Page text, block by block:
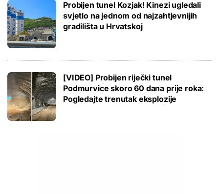
Probijen tunel Kozjak! Kinezi ugledali
svjetlo na jednom od najzahtjevnijih
gradilišta u Hrvatskoj
[VIDEO] Probijen riječki tunel
Podmurvice skoro 60 dana prije roka:
Pogledajte trenutak eksplozije